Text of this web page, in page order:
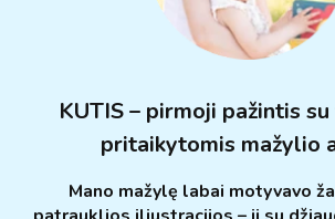
KUTIS – pirmoji pažintis
pritaikytomis mažylio
Mano mažylę labai motyvavo